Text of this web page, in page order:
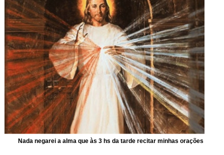
Nada negarei a alma que às 3 hs da tarde recitar minhas orações